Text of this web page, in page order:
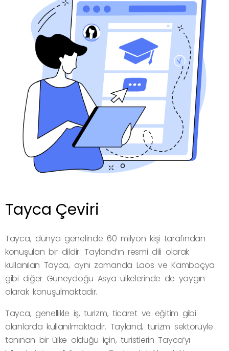
Tayca Çeviri
Tayca, dünya genelinde 60 milyon kişi tarafından
konuşulan bir dildir. Tayland’ın resmi dili olarak
kullanılan Tayca, aynı zamanda Laos ve Kamboçya
gibi diğer Güneydoğu Asya ülkelerinde de yaygın
olarak konuşulmaktadır.
Tayca, genellikle iş, turizm, ticaret ve eğitim gibi
alanlarda kullanılmaktadır. Tayland, turizm sektörüyle
tanınan bir ülke olduğu için, turistlerin Tayca’yı